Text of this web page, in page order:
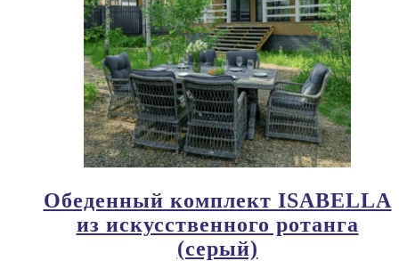
Обеденный комплект ISABELLA
из искусственного ротанга
(серый)